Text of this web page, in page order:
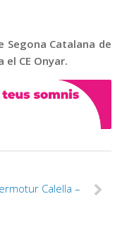
Segona Catalana de
CE Onyar.
Calella –